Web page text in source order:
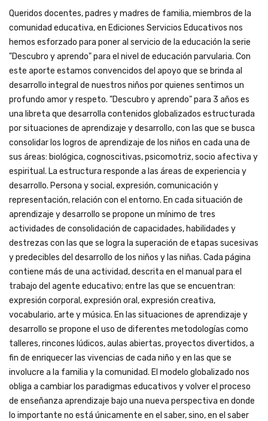
Queridos docentes, padres y madres de familia, miembros de la
comunidad educativa, en Ediciones Servicios Educativos nos
hemos esforzado para poner al servicio de la educación la serie
"Descubro y aprendo" para el nivel de educación parvularia. Con
este aporte estamos convencidos del apoyo que se brinda al
desarrollo integral de nuestros niños por quienes sentimos un
profundo amor y respeto. "Descubro y aprendo" para 3 años es
una libreta que desarrolla contenidos globalizados estructurada
por situaciones de aprendizaje y desarrollo, con las que se busca
consolidar los logros de aprendizaje de los niños en cada una de
sus áreas: biológica, cognoscitivas, psicomotriz, socio afectiva y
espiritual. La estructura responde a las áreas de experiencia y
desarrollo. Persona y social, expresión, comunicación y
representación, relación con el entorno. En cada situación de
aprendizaje y desarrollo se propone un mínimo de tres
actividades de consolidación de capacidades, habilidades y
destrezas con las que se logra la superación de etapas sucesivas
y predecibles del desarrollo de los niños y las niñas. Cada página
contiene más de una actividad, descrita en el manual para el
trabajo del agente educativo; entre las que se encuentran:
expresión corporal, expresión oral, expresión creativa,
vocabulario, arte y música. En las situaciones de aprendizaje y
desarrollo se propone el uso de diferentes metodologías como
talleres, rincones lúdicos, aulas abiertas, proyectos divertidos, a
fin de enriquecer las vivencias de cada niño y en las que se
involucre a la familia y la comunidad. El modelo globalizado nos
obliga a cambiar los paradigmas educativos y volver el proceso
de enseñanza aprendizaje bajo una nueva perspectiva en donde
lo importante no está únicamente en el saber, sino, en el saber